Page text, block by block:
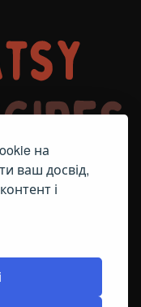
на
ваш досвід,
і